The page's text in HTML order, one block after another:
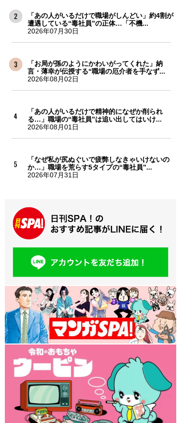
「あの人がいるだけで職場がしんどい」約4割が
遭遇している“毒社員”の正体…「不機...
2026年07月30日
「お局が孫のようにかわいがってくれた」納
言・薄幸が伝授する“職場の厄介者を手なず...
2026年08月02日
「あの人がいるだけで精神的になぜか削られ
る…」職場の“毒社員”は追い出してはいけ...
2026年08月01日
「なぜ私が尻ぬぐいで疲弊しなきゃいけないの
か…」職場を荒らす5タイプの“毒社員”...
2026年07月31日